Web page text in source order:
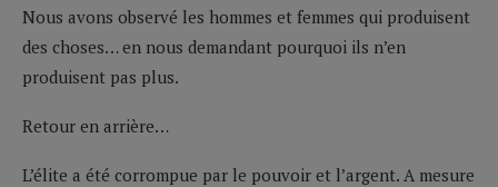
Nous avons observé les hommes et femmes qui produisent
des choses… en nous demandant pourquoi ils n’en
produisent pas plus.
Retour en arrière…
L’élite a été corrompue par le pouvoir et l’argent. A mesure